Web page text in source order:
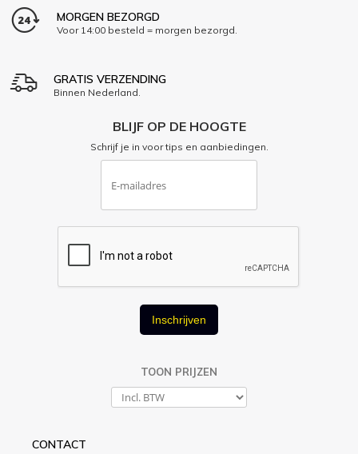
MORGEN BEZORGD
Voor 14:00 besteld = morgen bezorgd.
GRATIS VERZENDING
Binnen Nederland.
BLIJF OP DE HOOGTE
Schrijf je in voor tips en aanbiedingen.
Inschrijven
TOON PRIJZEN
CONTACT